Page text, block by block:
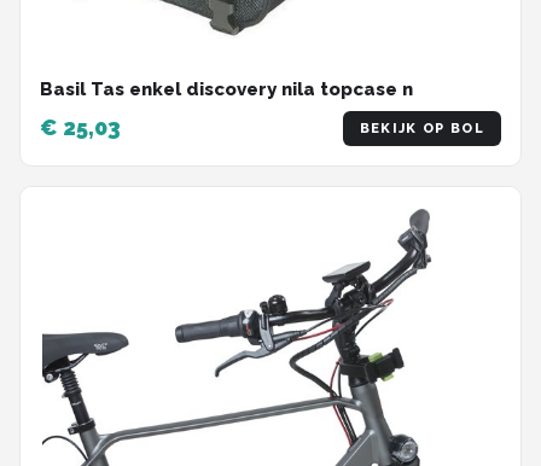
Basil Tas enkel discovery nila topcase n
€ 25,03 BEKIJK OP BOL